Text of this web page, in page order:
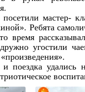
мастер-
Ребята
время
угостили
удались на